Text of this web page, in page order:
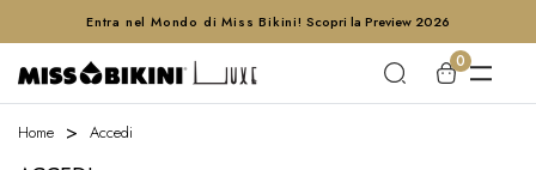
Entra nel Mondo di Miss Bikini! Scopri la Preview 2026
0
Home Accedi